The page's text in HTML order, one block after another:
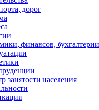
дорог
финансов, бухгалтерии
занятости населения